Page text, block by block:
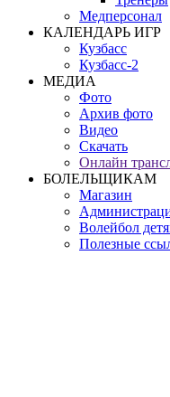
Медперсонал
КАЛЕНДАРЬ ИГР
Кузбасс
Кузбасс-2
МЕДИА
Фото
Архив фото
Видео
Скачать
Онлайн
БОЛЕЛЬЩИКАМ
Магазин
Волейбол
Полезные